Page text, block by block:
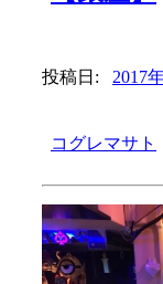
投稿日: 2017
コグレマサト